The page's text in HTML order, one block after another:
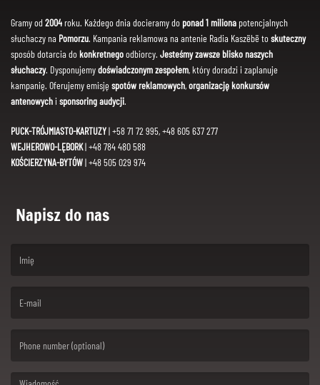
Gramy od 2004roku. Każdego dnia docieramy do ponad 1 miliona potencjalnych
słuchaczy na Pomorzu. Kampania reklamowa na antenie Radia Kaszëbë toskuteczny
sposób dotarcia dokonkretnegoodbiorcy. Jesteśmy zawsze blisko naszych
słuchaczy. Dysponujemydoświadczonym zespołem, który doradzi i zaplanuje
kampanię. Oferujemy emisję spotów reklamowych,organizację konkursów
antenowychi sponsoring audycji.
PUCK-TRÓJMIASTO-KARTUZY| +58 71 72 995, +48 605 637 277
WEJHEROWO-LĘBORK| +48 784 480 588
KOŚCIERZYNA-BYTÓW| +48 505 029 974
Napisz do nas